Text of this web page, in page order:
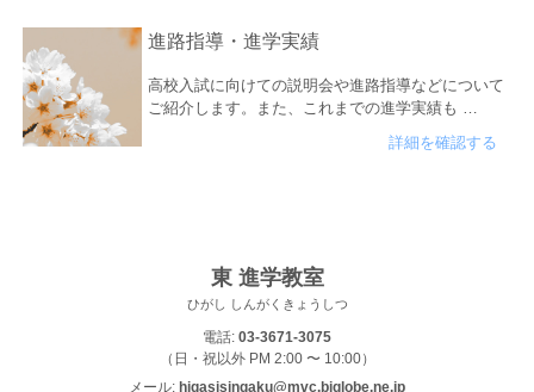
進路指導・進学実績
高校入試に向けての説明会や進路指導などについて
ご紹介します。また、これまでの進学実績も …
詳細を確認する
東 進学教室
ひがし しんがくきょうしつ
電話: 03-3671-3075
（日・祝以外 PM 2:00 〜 10:00）
メール: higasisingaku@mvc.biglobe.ne.jp